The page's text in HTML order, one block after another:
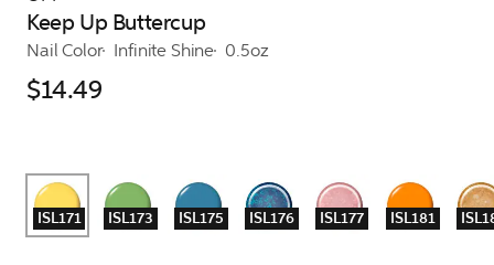
Keep Up Buttercup
Nail Color Infinite Shine 0.5oz
$14.49
ISL171 ISL173 ISL175 ISL176 ISL177 ISL181